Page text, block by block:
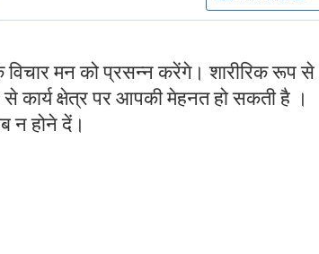
विचार मन को प्रसन्न करेंगे। शारीरिक रूप से
कार्य क्षेत्र पर आपकी मेहनत हो सकती है ।
न होने दें।